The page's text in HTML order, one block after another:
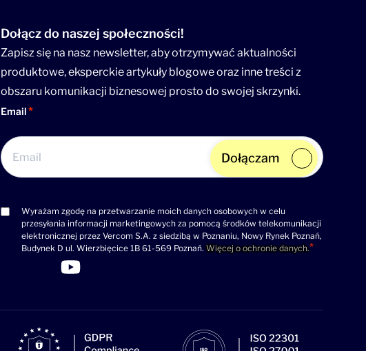
Dołącz do naszej społeczności!
Zapisz się na nasz newsletter, aby otrzymywać aktualności
produktowe, eksperckie artykuły blogowe oraz inne treści z
obszaru komunikacji biznesowej prosto do swojej skrzynki.
Email
Consent
(wymagane)
Wyrażam zgodę na przetwarzanie moich danych osobowych w celu
przesyłania informacji marketingowych za pomocą środków telekomunikacji
elektronicznej przez Vercom S.A. z siedzibą w Poznaniu, Nowy Rynek Poznań,
Budynek D ul. Wierzbięcice 1B 61-569 Poznań.Więcej o ochronie danych.
Dołączam
>Link do profilu LinkedIn
>Link do profilu Facebook
>Link do profilu YouTube
>Link do profilu YouTube